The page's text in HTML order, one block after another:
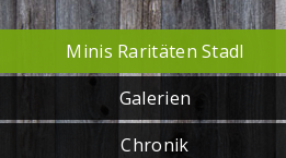
Minis Raritäten Stadl
Galerien
Chronik